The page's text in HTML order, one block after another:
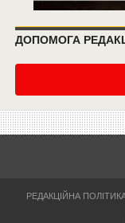
ДОПОМОГА
РЕДАКЦІЙНА